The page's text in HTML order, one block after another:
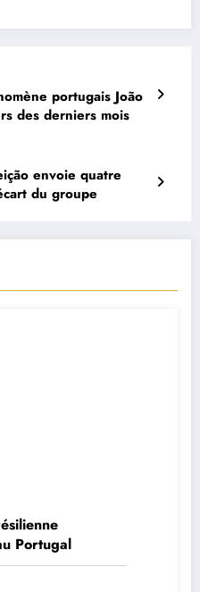
portugais João
des derniers mois
envoie quatre
du groupe
Portugal